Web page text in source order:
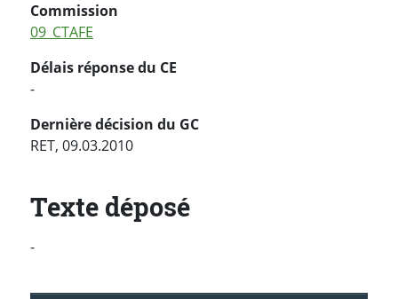
Commission
09_CTAFE
Délais réponse du CE
-
Dernière décision du GC
RET, 09.03.2010
Texte déposé
-